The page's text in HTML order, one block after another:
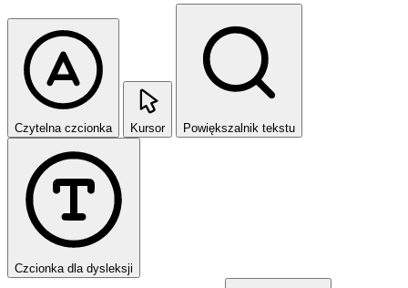
Czytelna czcionka Kursor Powiększalnik tekstu
Czcionka dla dysleksji